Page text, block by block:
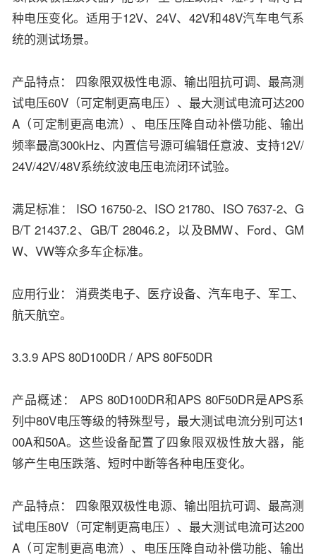
种电压变化。适用于12V、24V、42V和48V汽车电气系
统的测试场景。
产品特点： 四象限双极性电源、输出阻抗可调、最高测
试电压60V（可定制更高电压）、最大测试电流可达200
A（可定制更高电流）、电压压降自动补偿功能、输出
频率最高300kHz、内置信号源可编辑任意波、支持12V/
24V/42V/48V系统纹波电压电流闭环试验。
满足标准： ISO 16750-2、ISO 21780、ISO 7637-2、G
B/T 21437.2、GB/T 28046.2，以及BMW、Ford、GM
W、VW等众多车企标准。
应用行业： 消费类电子、医疗设备、汽车电子、军工、
航天航空。
3.3.9 APS 80D100DR / APS 80F50DR
产品概述： APS 80D100DR和APS 80F50DR是APS系
列中80V电压等级的特殊型号，最大测试电流分别可达1
00A和50A。这些设备配置了四象限双极性放大器，能
够产生电压跌落、短时中断等各种电压变化。
产品特点： 四象限双极性电源、输出阻抗可调、最高测
试电压80V（可定制更高电压）、最大测试电流可达200
A（可定制更高电流）、电压压降自动补偿功能、输出